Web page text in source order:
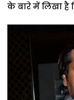
के बारे में लिखा है